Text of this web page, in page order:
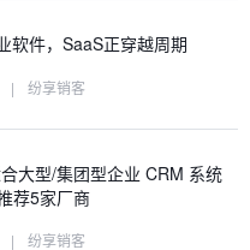
软件，SaaS正穿越周期
| 纷享销客
大型/集团型企业 CRM 系统
荐5家厂商
| 纷享销客